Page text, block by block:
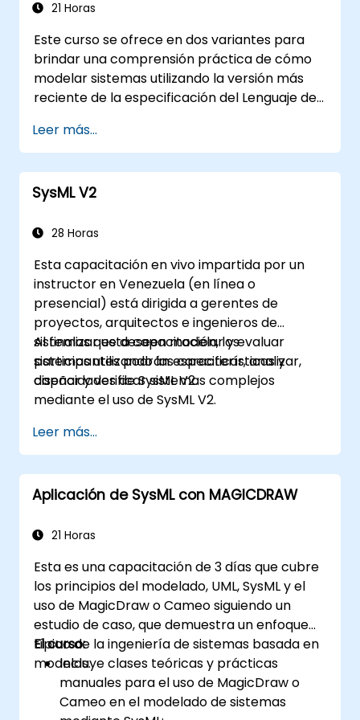
21 Horas
Este curso se ofrece en dos variantes para
brindar una comprensión práctica de cómo
modelar sistemas utilizando la versión más
reciente de la especificación del Lenguaje de
notación y la semántica subyacente de SysML
se explican de tal manera que permita a los
estudiantes aplicar lo aprendido a cualquier
método o herramienta adecuada de
Leer más...
SysML V2
28 Horas
Esta capacitación en vivo impartida por un
instructor en Venezuela (en línea o
presencial) está dirigida a gerentes de
proyectos, arquitectos e ingenieros de
sistemas que deseen modelar y evaluar
sistemas utilizando las características y
capacidades de SysML V2.
Al finalizar esta capacitación, los
participantes podrán especificar, analizar,
diseñar y verificar sistemas complejos
mediante el uso de SysML V2.
Leer más...
Aplicación de SysML con MAGICDRAW
21 Horas
Esta es una capacitación de 3 días que cubre
los principios del modelado, UML, SysML y el
uso de MagicDraw o Cameo siguiendo un
estudio de caso, que demuestra un enfoque
típico de la ingeniería de sistemas basada en
modelos.
El curso:
Incluye clases teóricas y prácticas
manuales para el uso de MagicDraw o
Cameo en el modelado de sistemas